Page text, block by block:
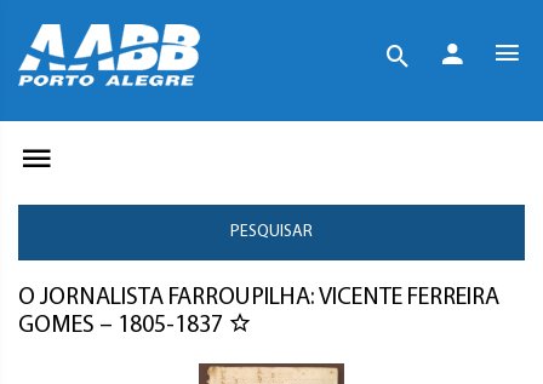
PESQUISAR
O JORNALISTA FARROUPILHA: VICENTE FERREIRA
GOMES – 1805-1837